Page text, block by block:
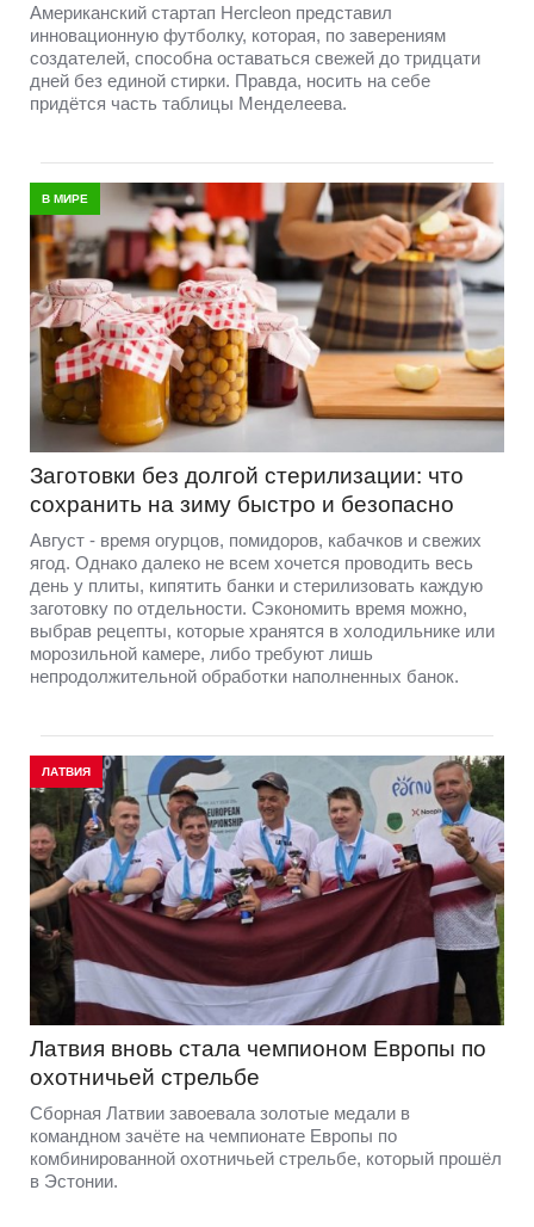
Американский стартап Hercleon представил
инновационную футболку, которая, по заверениям
создателей, способна оставаться свежей до тридцати
дней без единой стирки. Правда, носить на себе
придётся часть таблицы Менделеева.
В МИРЕ
Заготовки без долгой стерилизации: что
сохранить на зиму быстро и безопасно
Август - время огурцов, помидоров, кабачков и свежих
ягод. Однако далеко не всем хочется проводить весь
день у плиты, кипятить банки и стерилизовать каждую
заготовку по отдельности. Сэкономить время можно,
выбрав рецепты, которые хранятся в холодильнике или
морозильной камере, либо требуют лишь
непродолжительной обработки наполненных банок.
ЛАТВИЯ
Латвия вновь стала чемпионом Европы по
охотничьей стрельбе
Сборная Латвии завоевала золотые медали в
командном зачёте на чемпионате Европы по
комбинированной охотничьей стрельбе, который прошёл
в Эстонии.